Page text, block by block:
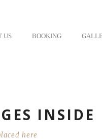
US BOOKING
INSIDE
here